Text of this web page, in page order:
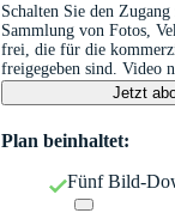
Schalten Sie den Zugang
Sammlung von Fotos,
frei, die für die
freigegeben sind. Video
Jetzt
Plan beinhaltet:
Fünf Bild-